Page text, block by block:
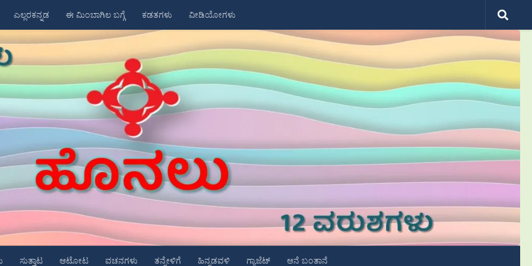
ಎಲ್ಲರಕನ್ನಡ ಈ ಮಿಂಬಾಗಿಲ ಬಗ್ಗೆ ಕಡತಗಳು ವೀಡಿಯೋಗಳು
ಸುತ್ತಾಟ ಆಟೋಟ ವಚನಗಳು ತನ್ನೇಳಿಗೆ ಹಿನ್ನಡವಳಿ ಗ್ಯಾಜೆಟ್ ಆನೆ ಬಂತಾನೆ